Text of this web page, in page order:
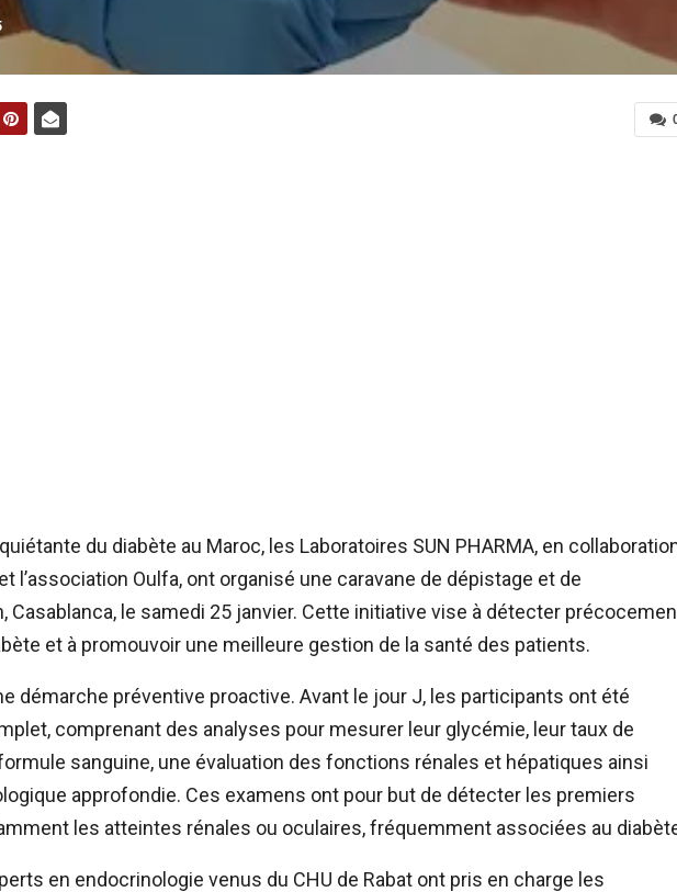
du diabète au Maroc, les Laboratoires SUN PHARMA, en
l’association Oulfa, ont organisé une caravane de dépistage et de
Casablanca, le samedi 25 janvier. Cette initiative vise à détecter
et à promouvoir une meilleure gestion de la santé des patients.
démarche préventive proactive. Avant le jour J, les participants ont été
comprenant des analyses pour mesurer leur glycémie, leur taux de
sanguine, une évaluation des fonctions rénales et hépatiques ainsi
approfondie. Ces examens ont pour but de détecter les premiers
les atteintes rénales ou oculaires, fréquemment associées au
en endocrinologie venus du CHU de Rabat ont pris en charge les